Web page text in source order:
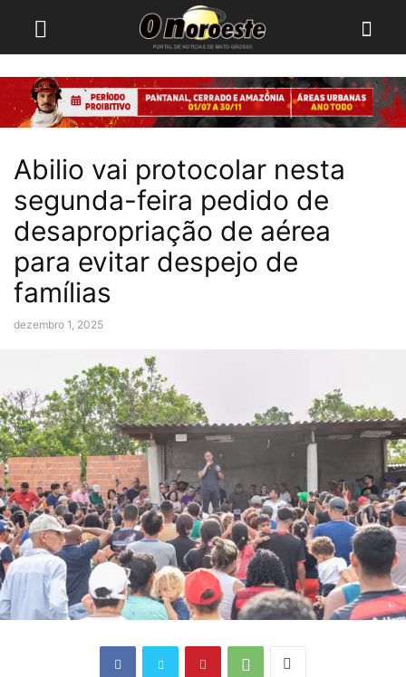
Abilio vai protocolar nesta
segunda-feira pedido de
desapropriação de aérea
para evitar despejo de
famílias
dezembro 1, 2025